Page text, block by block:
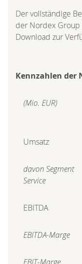
Der vollständige
der Nordex Group
Download zur
Kennzahlen der
(Mio. EUR)
Umsatz
davon Segment
Service
EBITDA
EBITDA-Marge
EBIT-Marge